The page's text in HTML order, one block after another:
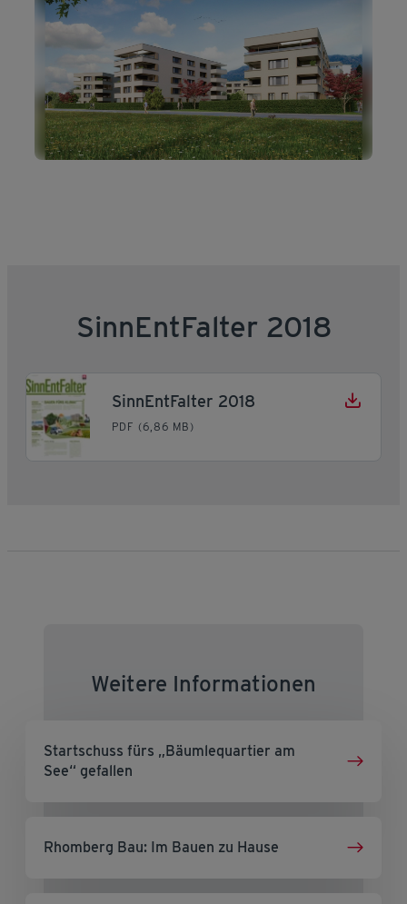
SinnEntFalter 2018
SinnEntFalter 2018
PDF (6,86 MB)
Weitere Informationen
Startschuss fürs „Bäumlequartier am
See“ gefallen
Rhomberg Bau: Im Bauen zu Hause